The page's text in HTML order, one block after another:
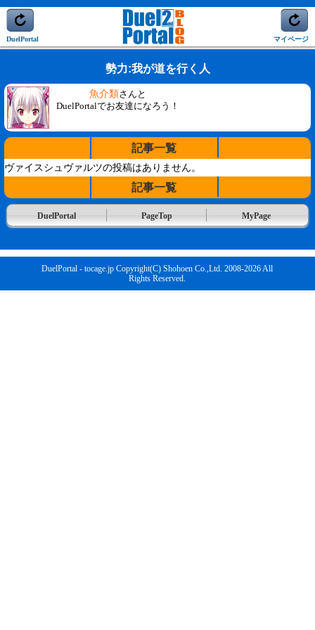
DuelPortal マイページ
勢力:我が道を行く人
魚介類さんと
DuelPortalでお友達になろう！
記事一覧
ヴァイスシュヴァルツの投稿はありません。
記事一覧
DuelPortal PageTop MyPage
DuelPortal - tocage.jp Copyright(C) Shohoen Co.,Ltd. 2008-2026 All
Rights Reserved.